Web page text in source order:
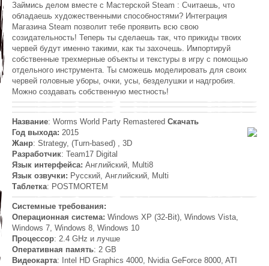
Займись делом вместе с Мастерской Steam : Считаешь, что
обладаешь художественными способностями? Интеграция
Магазина Steam позволит тебе проявить всю свою
созидательность! Теперь ты сделаешь так, что прикиды твоих
червей будут именно такими, как ты захочешь. Импортируй
собственные трехмерные объекты и текстуры в игру с помощью
отдельного инструмента. Ты сможешь моделировать для своих
червей головные уборы, очки, усы, безделушки и надгробия.
Можно создавать собственную местность!
Название: Worms World Party Remastered Скачать
Год выхода: 2015
Жанр: Strategy, (Turn-based) , 3D
Разработчик: Team17 Digital
Язык интерфейса: Английский, Multi8
Язык озвучки: Русский, Английский, Multi
Таблетка: POSTMORTEM
Системные требования:
Операционная система: Windows XP (32-Bit), Windows Vista,
Windows 7, Windows 8, Windows 10
Процессор: 2.4 GHz и лучше
Оперативная память: 2 GB
Видеокарта: Intel HD Graphics 4000, Nvidia GeForce 8000, ATI